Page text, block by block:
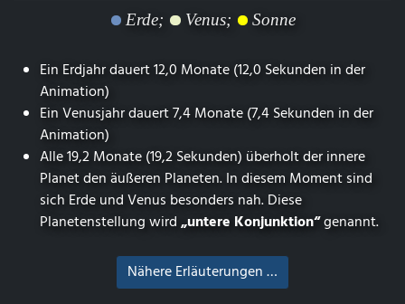
Erde; Venus; Sonne
Ein Erdjahr dauert 12,0 Monate (12,0 Sekunden in der
Animation)
Ein Venusjahr dauert 7,4 Monate (7,4 Sekunden in der
Animation)
Alle 19,2 Monate (19,2 Sekunden) überholt der innere
Planet den äußeren Planeten. In diesem Moment sind
sich Erde und Venus besonders nah. Diese
Planetenstellung wird„untere Konjunktion“genannt.
Nähere Erläuterungen …